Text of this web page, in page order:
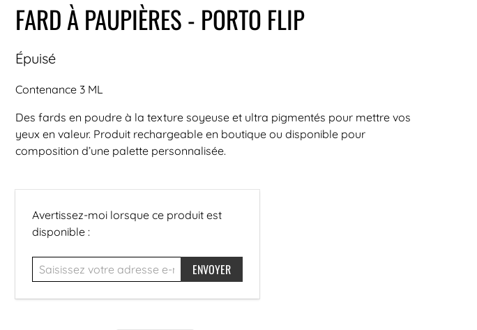
FARD À PAUPIÈRES - PORTO FLIP
Épuisé
Contenance 3 ML
Des fards en poudre à la texture soyeuse et ultra pigmentés pour mettre vos
yeux en valeur. Produit rechargeable en boutique ou disponible pour
composition d’une palette personnalisée.
Saisissez
votre
e-
mail...
Avertissez-moi lorsque ce produit est
disponible :